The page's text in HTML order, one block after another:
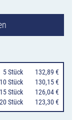
aus
mm
mit
Kugelkopf,
ortsfest/
5 Stück
132,89 €
10 Stück
130,15 €
15 Stück
126,04 €
20 Stück
123,30 €